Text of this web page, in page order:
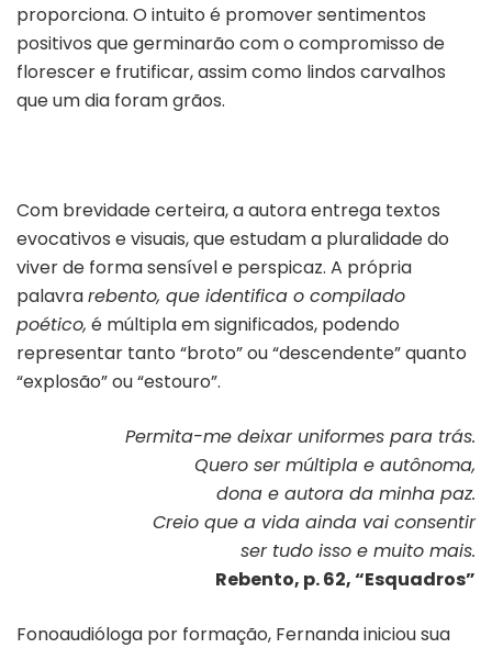
proporciona. O intuito é promover sentimentos
positivos que germinarão com o compromisso de
florescer e frutificar, assim como lindos carvalhos
que um dia foram grãos.
Com brevidade certeira, a autora entrega textos
evocativos e visuais, que estudam a pluralidade do
viver de forma sensível e perspicaz. A própria
palavrarebento, que identifica o compilado
poético, é múltipla em significados, podendo
representar tanto “broto” ou “descendente” quanto
“explosão” ou “estouro”.
Permita-me deixar uniformes para trás.
Quero ser múltipla e autônoma,
dona e autora da minha paz.
Creio que a vida ainda vai consentir
ser tudo isso e muito mais.
Rebento, p. 62, “Esquadros”
Fonoaudióloga por formação, Fernanda iniciou sua